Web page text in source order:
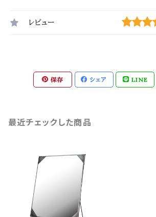
レビュー
保存 シェア LINE
最近チェックした商品